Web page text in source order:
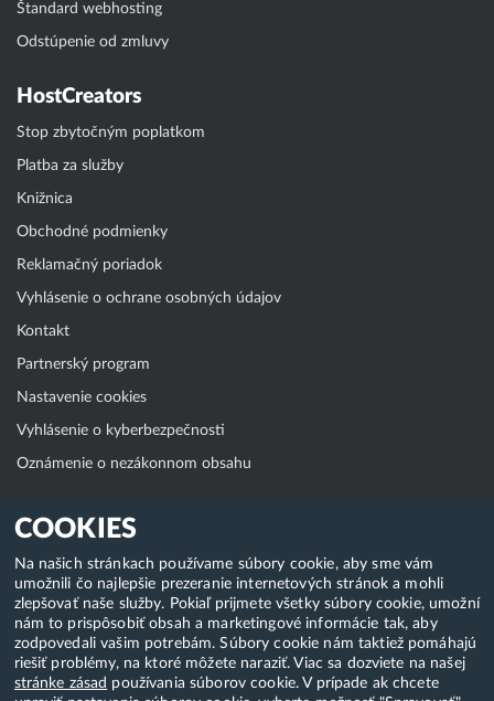
COOKIES
Na našich stránkach používame súbory cookie, aby sme vám
umožnili čo najlepšie prezeranie internetových stránok a mohli
zlepšovať naše služby. Pokiaľ prijmete všetky súbory cookie, umožní
nám to prispôsobiť obsah a marketingové informácie tak, aby
zodpovedali vašim potrebám. Súbory cookie nám taktiež pomáhajú
riešiť problémy, na ktoré môžete naraziť. Viac sa dozviete na našej
stránke zásad používania súborov cookie. V prípade ak chcete
Štandard webhosting
Odstúpenie od zmluvy
HostCreators
Stop zbytočným poplatkom
Platba za služby
Knižnica
Obchodné podmienky
Reklamačný poriadok
Vyhlásenie o ochrane osobných údajov
Kontakt
Partnerský program
Nastavenie cookies
Vyhlásenie o kyberbezpečnosti
Oznámenie o nezákonnom obsahu
Klientská zóna
WebAdmin
WebMail
Zmena hesla (E-mail, FTP, SSH)
Webhosting
Domény